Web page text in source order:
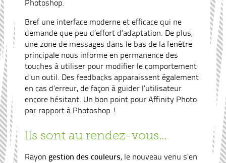
Photoshop.
Bref une interface moderne et efficace qui ne
demande que peu d’effort d’adaptation. De plus,
une zone de messages dans le bas de la fenêtre
principale nous informe en permanence des
touches à utiliser pour modifier le comportement
d’un outil. Des feedbacks apparaissent également
en cas d’erreur, de façon à guider l’utilisateur
encore hésitant. Un bon point pour Affinity Photo
par rapport à Photoshop !
Ils sont au rendez-vous…
Rayongestion des couleurs, le nouveau venu s’en